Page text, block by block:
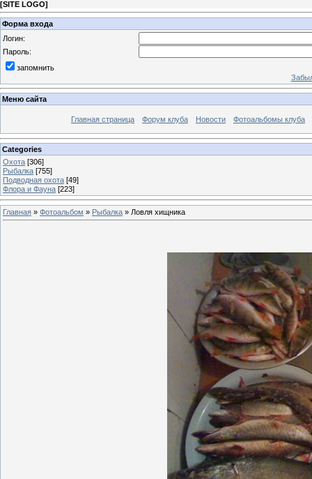
[SITE LOGO]
Форма входа
Логин:
Пароль:
запомнить
Меню сайта
Главная страница Форум клуба Новости Фотоальбомы клуба
Categories
Охота [306]
Рыбалка [755]
Подводная охота [49]
Флора и Фауна [223]
Главная » Фотоальбом » Рыбалка » Ловля хищника